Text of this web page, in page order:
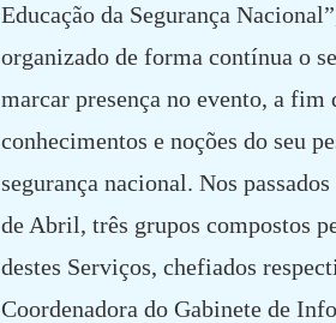
Educação da Segurança
organizado de forma contínua o
marcar presença no evento, a fim
conhecimentos e noções do seu
segurança nacional. Nos
de Abril, três grupos compostos
destes Serviços, chefiados
Coordenadora do Gabinete de